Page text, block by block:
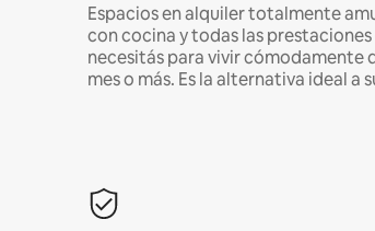
Espacios en alquiler totalmente
con cocina y todas las
necesitás para vivir cómodamente
mes o más. Es la alternativa ideal a